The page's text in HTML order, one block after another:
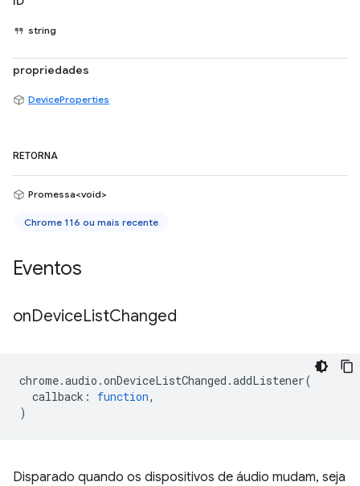
string
propriedades
DeviceProperties
RETORNA
Promessa<void>
Chrome 116 ou mais recente
Eventos
onDeviceListChanged
chrome.audio .onDeviceListChanged .addListener(
callback : function,
)
Disparado quando os dispositivos de áudio mudam, seja